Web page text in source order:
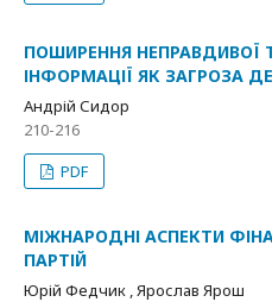
ПОШИРЕННЯ НЕПРАВДИВОЇ
ІНФОРМАЦІЇ ЯК ЗАГРОЗА
Андрій Сидор
210-216
PDF
МІЖНАРОДНІ АСПЕКТИ
ПАРТІЙ
Юрій Федчик , Ярослав Ярош